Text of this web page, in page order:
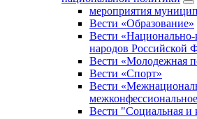
мероприятия
Вести «Образование»
Вести «Национально-
народов Российской
Вести «Молодежная
Вести «Спорт»
Вести
Вести "Социальная и